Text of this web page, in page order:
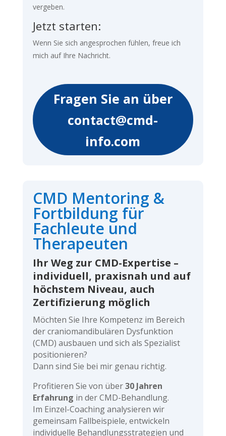
vergeben.
Jetzt starten:
Wenn Sie sich angesprochen fühlen, freue ich
mich auf Ihre Nachricht.
Fragen Sie an über
contact@cmd-
info.com
CMD Mentoring &
Fortbildung für
Fachleute und
Therapeuten
Ihr Weg zur CMD-Expertise –
individuell, praxisnah und auf
höchstem Niveau, auch
Zertifizierung möglich
Möchten Sie Ihre Kompetenz im Bereich
der craniomandibulären Dysfunktion
(CMD) ausbauen und sich als Spezialist
positionieren?
Dann sind Sie bei mir genau richtig.
Profitieren Sie von über30 Jahren
Erfahrung in der CMD-Behandlung.
Im Einzel-Coaching analysieren wir
gemeinsam Fallbeispiele, entwickeln
individuelle Behandlungsstrategien und